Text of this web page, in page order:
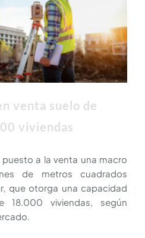
venta suelo de
viviendas
a la venta una macro
de metros cuadrados
que otorga una capacidad
18.000 viviendas, según